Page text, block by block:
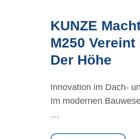
KUNZE
M250
Der Höhe
Innovation im Dach-
Im modernen
…